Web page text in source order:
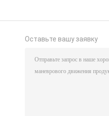
Оставьте вашу заявку